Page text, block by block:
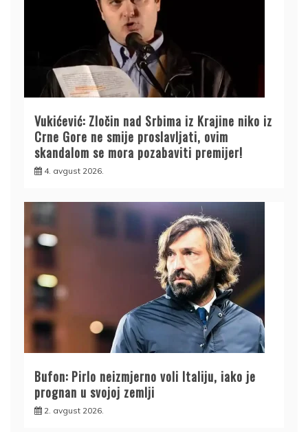
Vukićević: Zločin nad Srbima iz Krajine niko iz
Crne Gore ne smije proslavljati, ovim
skandalom se mora pozabaviti premijer!
4. avgust 2026.
Bufon: Pirlo neizmjerno voli Italiju, iako je
prognan u svojoj zemlji
2. avgust 2026.